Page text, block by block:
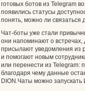
готовых ботов из Telegram
появились статусы
понять, можно ли связаться
Чат-боты уже стали
они напоминают о встречах,
присылают уведомления из
и помогают новым
или перенести из
благодаря чему данные
DION.Чаты можно